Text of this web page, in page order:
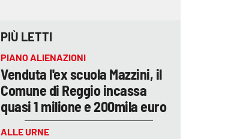
PIÙ LETTI
PIANO ALIENAZIONI
Venduta l'ex scuola Mazzini, il
Comune di Reggio incassa
quasi 1 milione e 200mila euro
ALLE URNE